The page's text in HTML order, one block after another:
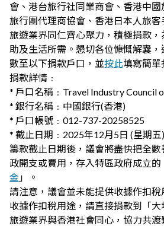
會、港台旅行社同業商會、香港中
旅行團代理商協會、香港日本人旅
旅遊業界同仁齊心聚力，積極捐款
助及生活所需。懇切各位慷慨解囊
數至以下捐款戶口，並按此填寫簡單
捐款詳情﹕
* 戶口名稱﹕Travel Industry Council
* 銀行名稱﹕中國銀行(香港)
* 戶口帳號﹕012-737-20258525
* 截止日期﹕2025年12月5日 (星期五)
籌款截止日期後，議會將盡快把全
政開支或費用，存入特區政府成立的
金 」。
請注意，議會並未能提供收據作扣
收據作扣稅用途，請直接捐款到「大
旅遊業界與香港社會同心，協力共